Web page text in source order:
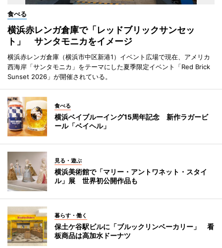
食べる
横浜赤レンガ倉庫で「レッドブリックサンセッ
ト」 サンタモニカをイメージ
横浜赤レンガ倉庫（横浜市中区新港1）イベント広場で現在、アメリカ
西海岸「サンタモニカ」をテーマにした夏季限定イベント「Red Brick
Sunset 2026」が開催されている。
食べる
横浜ベイブルーイング15周年記念 新作ラガービ
ール「ベイヘル」
見る・遊ぶ
横浜美術館で「マリー・アントワネット・スタイ
ル」展 世界初公開作品も
暮らす・働く
保土ケ谷駅ビルに「ブルックリンベーカリー」 看
板商品は高加水ドーナツ